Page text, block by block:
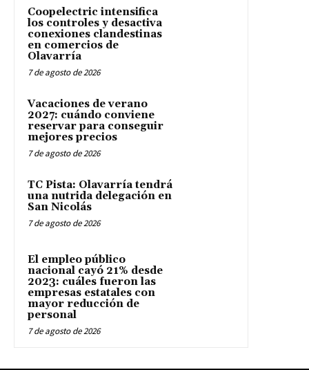
Coopelectric intensifica
los controles y desactiva
conexiones clandestinas
en comercios de
Olavarría
7 de agosto de 2026
Vacaciones de verano
2027: cuándo conviene
reservar para conseguir
mejores precios
7 de agosto de 2026
TC Pista: Olavarría tendrá
una nutrida delegación en
San Nicolás
7 de agosto de 2026
El empleo público
nacional cayó 21% desde
2023: cuáles fueron las
empresas estatales con
mayor reducción de
personal
7 de agosto de 2026